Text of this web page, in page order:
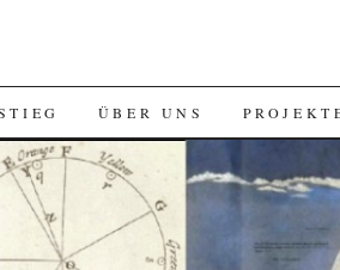
ÜBER UNS